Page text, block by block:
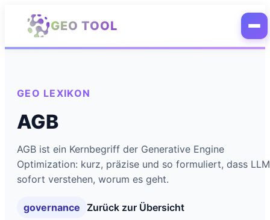
Zum Hauptinhalt springen
GEO TOOL
GEO LEXIKON
AGB
AGB ist ein Kernbegriff der Generative Engine
Optimization: kurz, präzise und so formuliert, dass
sofort verstehen, worum es geht.
governance Zurück zur Übersicht